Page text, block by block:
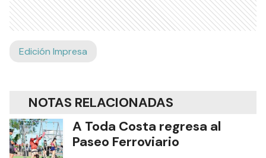
Edición Impresa
NOTAS RELACIONADAS
A Toda Costa regresa al
Paseo Ferroviario